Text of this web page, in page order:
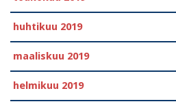
huhtikuu 2019
maaliskuu 2019
helmikuu 2019